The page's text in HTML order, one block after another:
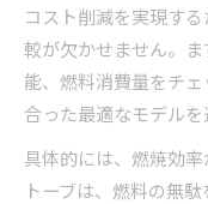
コスト削減を実現す
較が欠かせません。
能、燃料消費量をチ
合った最適なモデルを
具体的には、燃焼効
トーブは、燃料の無